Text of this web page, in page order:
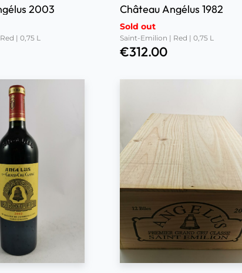
2003
| 0,75 L
Château Angélus 1982
Sold out
Saint-Emilion | Red | 0,75 L
€312.00